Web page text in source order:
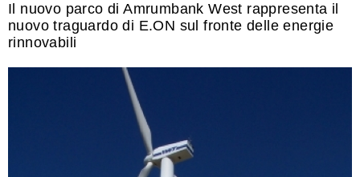
Il nuovo parco di Amrumbank West rappresenta il
nuovo traguardo di E.ON sul fronte delle energie
rinnovabili